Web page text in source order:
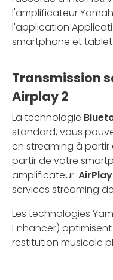
l'amplificateur
l'application
smartphone et
Transmission
Airplay 2
La technologie
standard, vous
en streaming à
partir de votre
amplificateur.
services streaming
Les technologies
Enhancer)
restitution musicale